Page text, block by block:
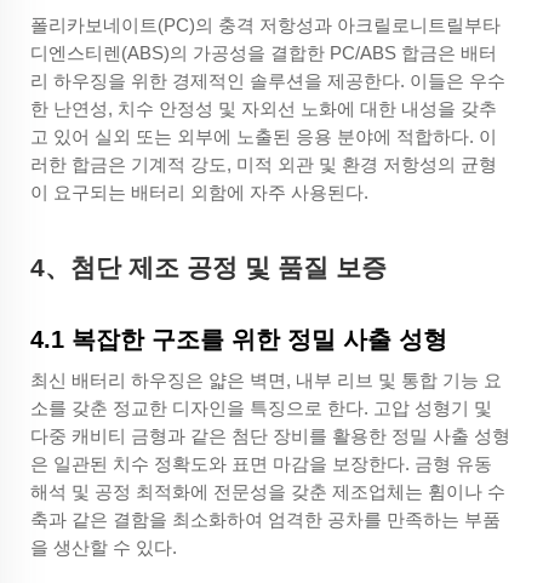
폴리카보네이트(PC)의 충격 저항성과 아크릴로니트릴부타
디엔스티렌(ABS)의 가공성을 결합한 PC/ABS 합금은 배터
리 하우징을 위한 경제적인 솔루션을 제공한다. 이들은 우수
한 난연성, 치수 안정성 및 자외선 노화에 대한 내성을 갖추
고 있어 실외 또는 외부에 노출된 응용 분야에 적합하다. 이
러한 합금은 기계적 강도, 미적 외관 및 환경 저항성의 균형
이 요구되는 배터리 외함에 자주 사용된다.
4、 첨단 제조 공정 및 품질 보증
4.1 복잡한 구조를 위한 정밀 사출 성형
최신 배터리 하우징은 얇은 벽면, 내부 리브 및 통합 기능 요
소를 갖춘 정교한 디자인을 특징으로 한다. 고압 성형기 및
다중 캐비티 금형과 같은 첨단 장비를 활용한 정밀 사출 성형
은 일관된 치수 정확도와 표면 마감을 보장한다. 금형 유동
해석 및 공정 최적화에 전문성을 갖춘 제조업체는 휨이나 수
축과 같은 결함을 최소화하여 엄격한 공차를 만족하는 부품
을 생산할 수 있다.